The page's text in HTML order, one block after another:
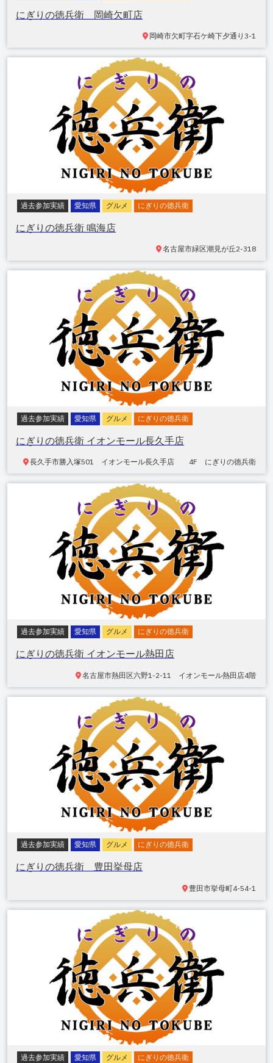
にぎりの徳兵衛 岡崎欠町店
岡崎市欠町字石ケ崎下夕通り3-1
過去参加実績 愛知県 グルメ にぎりの徳兵衛
にぎりの徳兵衛 鳴海店
名古屋市緑区潮見が丘2-318
過去参加実績 愛知県 グルメ にぎりの徳兵衛
にぎりの徳兵衛 イオンモール長久手店
長久手市勝入塚501 イオンモール長久手店 4F にぎりの徳兵衛
過去参加実績 愛知県 グルメ にぎりの徳兵衛
にぎりの徳兵衛 イオンモール熱田店
名古屋市熱田区六野1-2-11 イオンモール熱田店4階
過去参加実績 愛知県 グルメ にぎりの徳兵衛
にぎりの徳兵衛 豊田挙母店
豊田市挙母町4-54-1
過去参加実績 愛知県 グルメ にぎりの徳兵衛